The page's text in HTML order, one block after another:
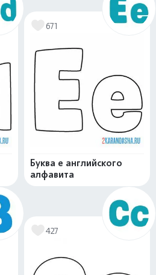
671
Буква e английского
алфавита
427